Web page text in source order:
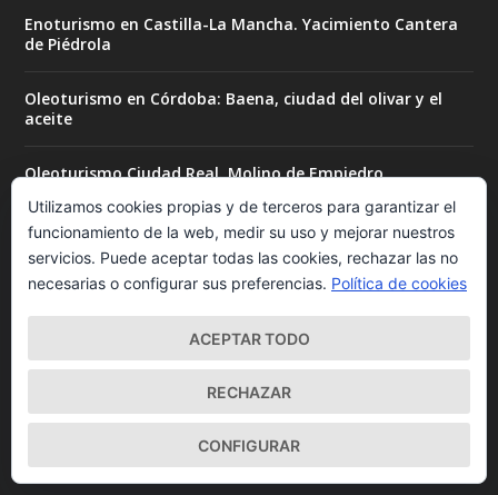
Enoturismo en Castilla-La Mancha. Yacimiento Cantera
de Piédrola
Oleoturismo en Córdoba: Baena, ciudad del olivar y el
aceite
Oleoturismo Ciudad Real. Molino de Empiedro
CATA DE ACEITES DE OLIVA PARA NIÑOS/AS
- 96.996 views
Utilizamos cookies propias y de terceros para garantizar el
funcionamiento de la web, medir su uso y mejorar nuestros
servicios. Puede aceptar todas las cookies, rechazar las no
necesarias o configurar sus preferencias. Política de cookies
ACEPTAR TODO
RECHAZAR
CONFIGURAR